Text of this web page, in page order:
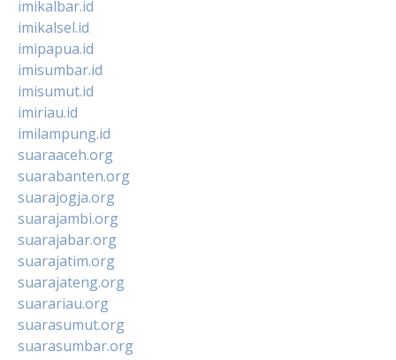
imikalbar.id
imikalsel.id
imipapua.id
imisumbar.id
imisumut.id
imiriau.id
imilampung.id
suaraaceh.org
suarabanten.org
suarajogja.org
suarajambi.org
suarajabar.org
suarajatim.org
suarajateng.org
suarariau.org
suarasumut.org
suarasumbar.org